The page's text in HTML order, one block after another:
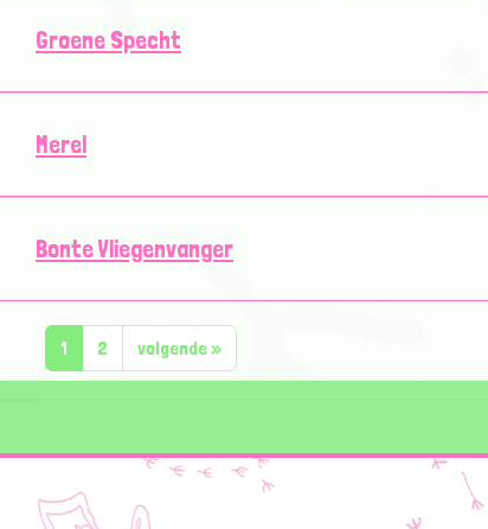
Groene Specht
Merel
Bonte Vliegenvanger
1 2 volgende»